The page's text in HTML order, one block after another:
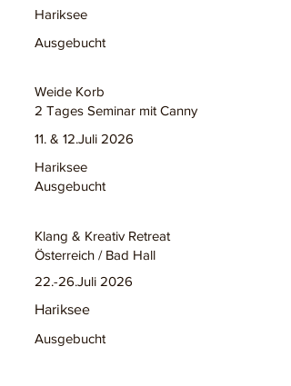
Hariksee
Ausgebucht
Weide Korb
2 Tages Seminar mit Canny
11. & 12.Juli 2026
Hariksee
Ausgebucht
Klang & Kreativ Retreat
Österreich / Bad Hall
22.-26.Juli 2026
Hariksee
Ausgebucht